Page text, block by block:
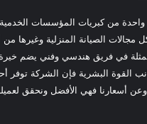
من كبريات المؤسسات
مجالات الصيانة المنزلية وغيرها
في فريق هندسي وفني يضم
القوة البشرية فإن الشركة توفر
أسعارنا فهي الأفضل ونحقق